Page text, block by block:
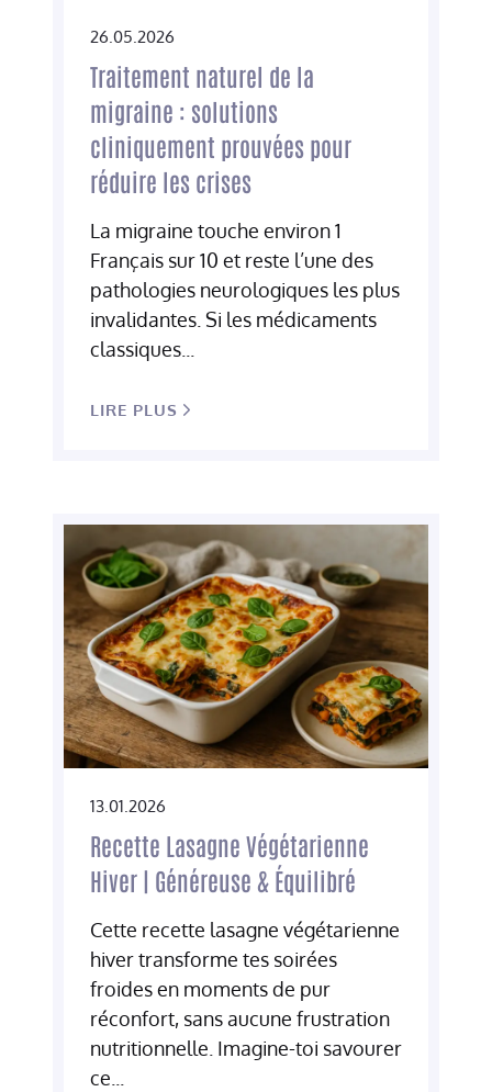
26.05.2026
Traitement naturel de la
migraine : solutions
cliniquement prouvées pour
réduire les crises
La migraine touche environ 1
Français sur 10 et reste l’une des
pathologies neurologiques les plus
invalidantes. Si les médicaments
classiques...
LIRE PLUS
13.01.2026
Recette Lasagne Végétarienne
Hiver | Généreuse & Équilibré
Cette recette lasagne végétarienne
hiver transforme tes soirées
froides en moments de pur
réconfort, sans aucune frustration
nutritionnelle. Imagine-toi savourer
ce...